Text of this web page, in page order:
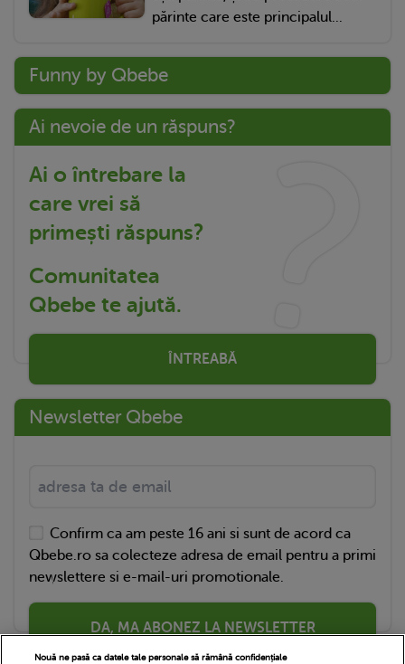
părinte care este principalul...
Funny by Qbebe
Ai nevoie de un răspuns?
Ai o întrebare la
care vrei să
primești răspuns?
Comunitatea
Qbebe te ajută.
ÎNTREABĂ
Newsletter Qbebe
Confirm ca am peste 16 ani si sunt de acord ca
Qbebe.ro sa colecteze adresa de email pentru a primi
newslettere si e-mail-uri promotionale.
DA, MA ABONEZ LA NEWSLETTER
Nouă ne pasă ca datele tale personale să rămână confidențiale